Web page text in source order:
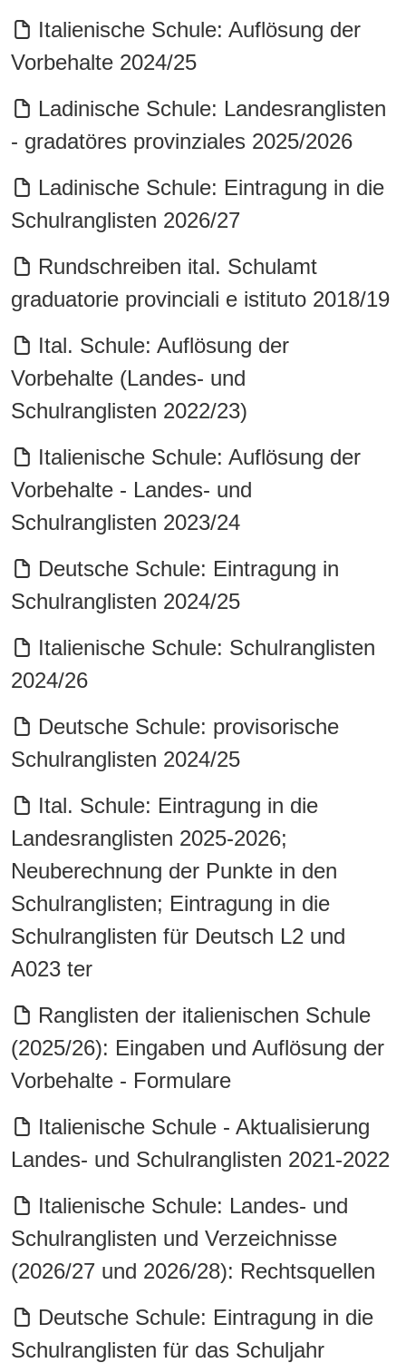
Italienische Schule: Auflösung der
Vorbehalte 2024/25
Ladinische Schule: Landesranglisten
- gradatöres provinziales 2025/2026
Ladinische Schule: Eintragung in die
Schulranglisten 2026/27
Rundschreiben ital. Schulamt
graduatorie provinciali e istituto 2018/19
Ital. Schule: Auflösung der
Vorbehalte (Landes- und
Schulranglisten 2022/23)
Italienische Schule: Auflösung der
Vorbehalte - Landes- und
Schulranglisten 2023/24
Deutsche Schule: Eintragung in
Schulranglisten 2024/25
Italienische Schule: Schulranglisten
2024/26
Deutsche Schule: provisorische
Schulranglisten 2024/25
Ital. Schule: Eintragung in die
Landesranglisten 2025-2026;
Neuberechnung der Punkte in den
Schulranglisten; Eintragung in die
Schulranglisten für Deutsch L2 und
A023 ter
Ranglisten der italienischen Schule
(2025/26): Eingaben und Auflösung der
Vorbehalte - Formulare
Italienische Schule - Aktualisierung
Landes- und Schulranglisten 2021-2022
Italienische Schule: Landes- und
Schulranglisten und Verzeichnisse
(2026/27 und 2026/28): Rechtsquellen
Deutsche Schule: Eintragung in die
Schulranglisten für das Schuljahr